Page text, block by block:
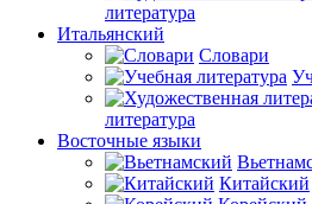
литература
Итальянский
Словари
литература
Восточные языки
Китайский